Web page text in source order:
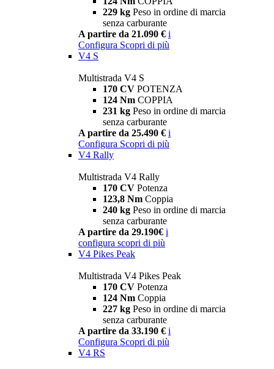
229 kg Peso in ordine di marcia
senza carburante
A partire da 21.090 € i
Configura Scopri di più
V4 S
Multistrada V4 S
170 CV POTENZA
124 Nm COPPIA
231 kg Peso in ordine di marcia
senza carburante
A partire da 25.490 € i
Configura Scopri di più
V4 Rally
Multistrada V4 Rally
170 CV Potenza
123,8 Nm Coppia
240 kg Peso in ordine di marcia
senza carburante
A partire da 29.190€ i
configura scopri di più
V4 Pikes Peak
Multistrada V4 Pikes Peak
170 CV Potenza
124 Nm Coppia
227 kg Peso in ordine di marcia
senza carburante
A partire da 33.190 € i
Configura Scopri di più
V4 RS